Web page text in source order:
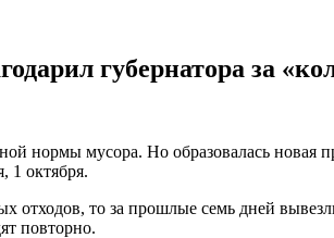
губернатора за
нормы мусора. Но образовалась
1 октября.
то за прошлые семь дней
повторно.